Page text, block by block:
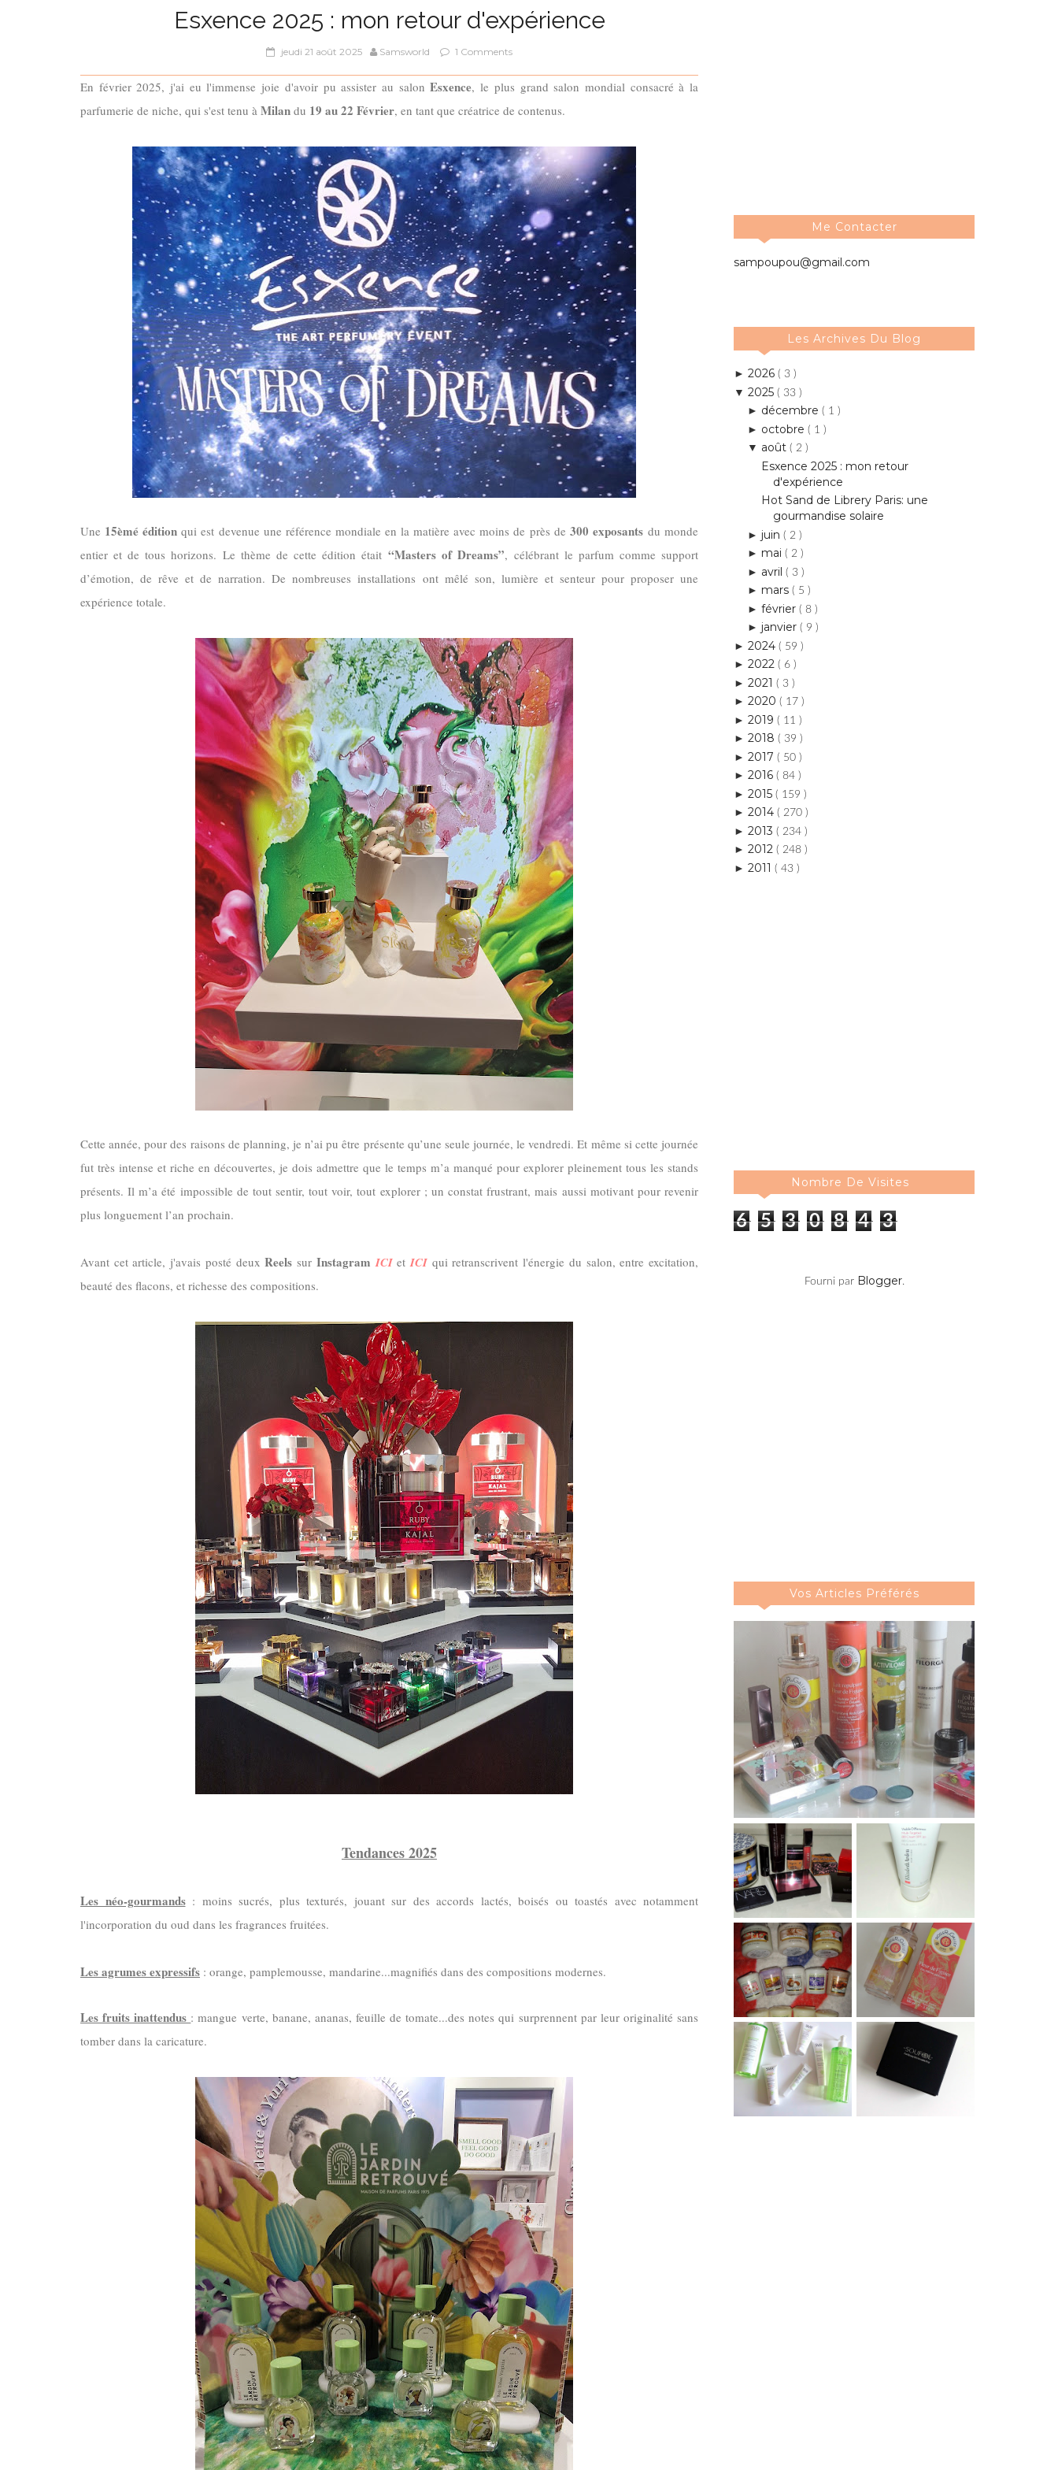
Esxence 2025 : mon retour d'expérience
jeudi 21 août 2025 Samsworld 1 Comments
En février 2025, j'ai eu l'immense joie d'avoir pu assister au salonEsxence, le plus grand salon mondial consacré à la
parfumerie de niche, qui s'est tenu à Milan du 19 au 22 Février, en tant que créatrice de contenus.
Une 15èmé éditionqui est devenue une référence mondiale en la matière avec moins de près de 300 exposantsdu monde
entier et de tous horizons. Le thème de cette édition était “Masters of Dreams”, célébrant le parfum comme support
d’émotion, de rêve et de narration. De nombreuses installations ont mêlé son, lumière et senteur pour proposer une
expérience totale.
Cette année, pour des raisons de planning, je n’ai pu être présente qu’une seule journée,le vendredi. Et même si cette journée
fut très intense et riche en découvertes, je dois admettre que le temps m’a manqué pour explorer pleinement tous les stands
présents. Il m’a été impossible de tout sentir, tout voir, tout explorer ; un constat frustrant, mais aussi motivant pour revenir
plus longuement l’an prochain.
Avant cet article, j'avais posté deuxReelssur Instagram ICIetICI qui retranscrivent l'énergie du salon, entre excitation,
beauté des flacons, et richesse des compositions.
Tendances 2025
Les néo-gourmands: moins sucrés, plus texturés, jouant sur des accords lactés, boisés ou toastés avec notamment
l'incorporation du oud dans les fragrances fruitées.
Les agrumes expressifs : orange, pamplemousse, mandarine...magnifiés dans des compositions modernes.
Les fruits inattendus : mangue verte, banane, ananas, feuille de tomate...des notes qui surprennent par leur originalité sans
tomber dans la caricature.
Me Contacter
sampoupou@gmail.com
Les Archives Du Blog
► 2026 ( 3 )
▼ 2025 ( 33 )
► décembre ( 1 )
► octobre ( 1 )
▼ août ( 2 )
Esxence 2025 : mon retour
d'expérience
Hot Sand de Librery Paris: une
gourmandise solaire
► juin ( 2 )
► mai ( 2 )
► avril ( 3 )
► mars ( 5 )
► février ( 8 )
► janvier ( 9 )
► 2024 ( 59 )
► 2022 ( 6 )
► 2021 ( 3 )
► 2020 ( 17 )
► 2019 ( 11 )
► 2018 ( 39 )
► 2017 ( 50 )
► 2016 ( 84 )
► 2015 ( 159 )
► 2014 ( 270 )
► 2013 ( 234 )
► 2012 ( 248 )
► 2011 ( 43 )
Nombre De Visites
6 5 3 0 8 4 3
Fourni par Blogger.
Vos Articles Préférés